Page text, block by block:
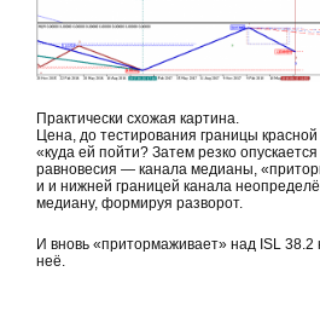
Практически схожая картина.
Цена, до тестирования границы
«куда ей пойти? Затем резко
равновесия — канала медианы,
и и нижней границей канала
медиану, формируя разворот.
И вновь «притормаживает» над ISL 38.2
неё.